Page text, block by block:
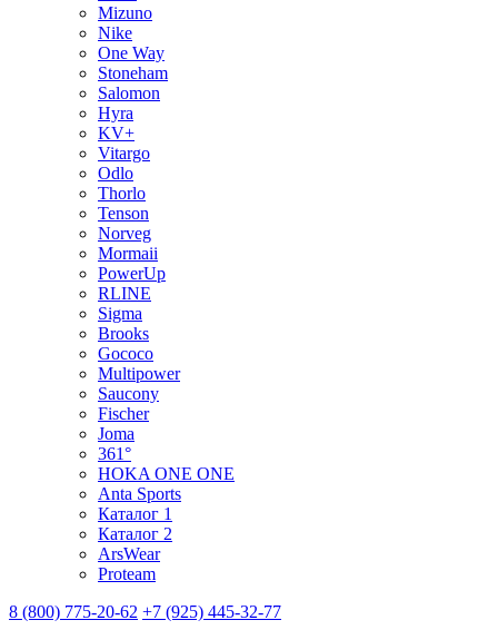
Mizuno
Nike
One Way
Stoneham
Salomon
Hyra
KV+
Vitargo
Odlo
Thorlo
Tenson
Norveg
Mormaii
PowerUp
RLINE
Sigma
Brooks
Gococo
Multipower
Saucony
Fischer
Joma
361°
HOKA ONE ONE
Anta Sports
Каталог 1
Каталог 2
ArsWear
Proteam
8 (800) 775-20-62 +7 (925) 445-32-77